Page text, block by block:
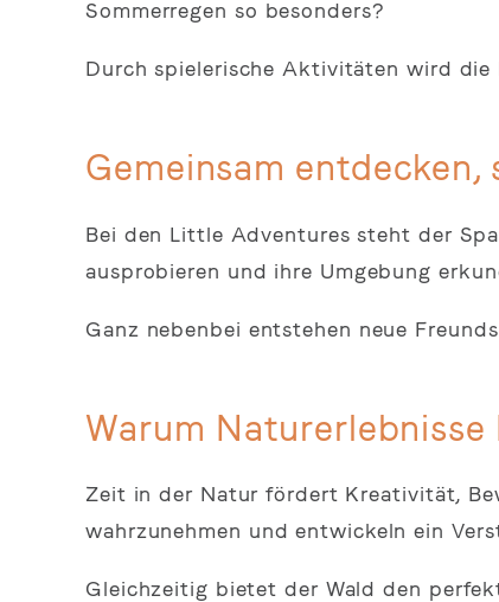
Sommerregen so besonders?
Durch spielerische Aktivitäten wird die
Gemeinsam entdecken,
Bei den Little Adventures steht der
ausprobieren und ihre Umgebung
Ganz nebenbei entstehen neue
Warum
Zeit in der Natur fördert Kreativität,
wahrzunehmen und entwickeln ein
Gleichzeitig bietet der Wald den